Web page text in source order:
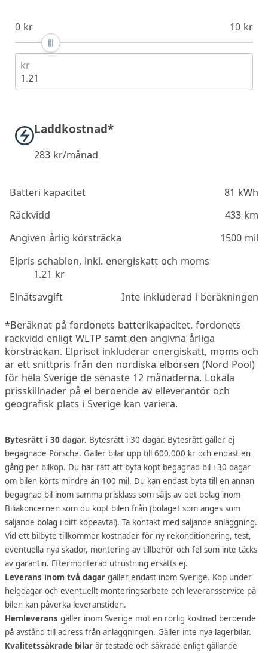
0 kr 10 kr
kr
1.21
Laddkostnad*
283kr/månad
Batteri kapacitet
81 kWh
Räckvidd
433 km
Angiven årlig körsträcka
1500 mil
Elpris schablon, inkl. energiskatt och moms
1.21 kr
Elnätsavgift
Inte inkluderad i beräkningen
*Beräknat på fordonets batterikapacitet, fordonets
räckvidd enligt WLTP samt den angivna årliga
körsträckan. Elpriset inkluderar energiskatt, moms och
är ett snittpris från den nordiska elbörsen (Nord Pool)
för hela Sverige de senaste 12 månaderna. Lokala
prisskillnader på el beroende av elleverantör och
geografisk plats i Sverige kan variera.
Bytesrätt i 30 dagar. Bytesrätt i 30 dagar. Bytesrätt gäller ej
begagnade Porsche. Gäller bilar upp till 600.000 kr och endast en
gång per bilköp. Du har rätt att byta köpt begagnad bil i 30 dagar
om bilen körts mindre än 100 mil. Du kan endast byta till en annan
begagnad bil inom samma prisklass som säljs av det bolag inom
Biliakoncernen som du köpt bilen från (bolaget som anges som
säljande bolag i ditt köpeavtal). Ta kontakt med säljande anläggning.
Vid ett bilbyte tillkommer kostnader för ny rekonditionering, test,
eventuella nya skador, montering av tillbehör och fel som inte täcks
av garantin. Eftermonterad utrustning ersätts ej.
Leverans inom två dagar gäller endast inom Sverige. Köp under
helgdagar och eventuellt monteringsarbete och leveransservice på
bilen kan påverka leveranstiden.
Hemleverans gäller inom Sverige mot en rörlig kostnad beroende
på avstånd till adress från anläggningen. Gäller inte nya lagerbilar.
Kvalitetssäkrade bilar är testade och säkrade enligt gällande